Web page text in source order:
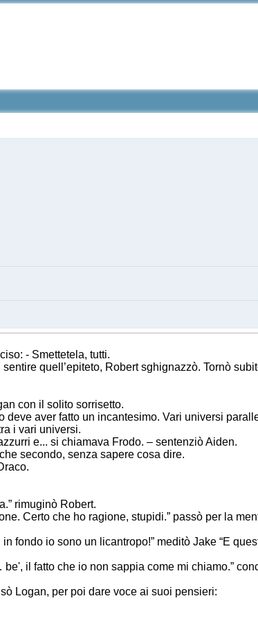
- Smettetela, tutti.
quell’epiteto, Robert sghignazzò. Tornò
con il solito sorrisetto.
aver fatto un incantesimo. Vari universi
i vari universi.
e... si chiamava Frodo. – sentenziò Aiden.
secondo, senza sapere cosa dire.
rimuginò Robert.
Certo che ho ragione, stupidi.” passò per la
fondo io sono un licantropo!” meditò Jake “E
il fatto che io non sappia come mi chiamo.”
Logan, per poi dare voce ai suoi pensieri: